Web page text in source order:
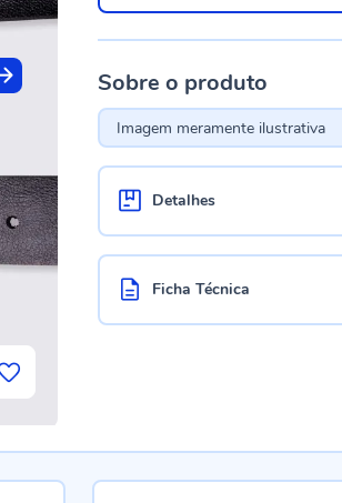
Sobre o produto
Imagem meramente ilustrativa
Detalhes
Ficha Técnica